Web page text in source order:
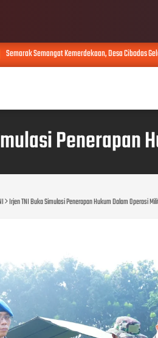
Semarak Semangat Kemerdekaan, Desa Cibodas Gelar
Penerapan
Irjen TNI Buka Simulasi Penerapan Hukum Dalam Operasi